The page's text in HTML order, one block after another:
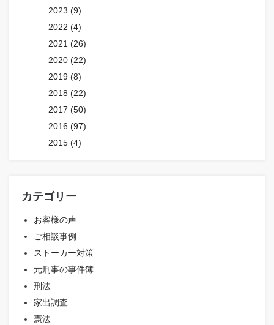
2023 (9)
2022 (4)
2021 (26)
2020 (22)
2019 (8)
2018 (22)
2017 (50)
2016 (97)
2015 (4)
カテゴリー
お客様の声
ご相談事例
ストーカー対策
元刑事の事件簿
刑法
家出調査
憲法